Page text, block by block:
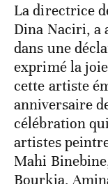
La directrice
Dina Naciri, a
dans une
exprimé la
cette artiste
anniversaire
célébration
artistes
Mahi
Bourkia,